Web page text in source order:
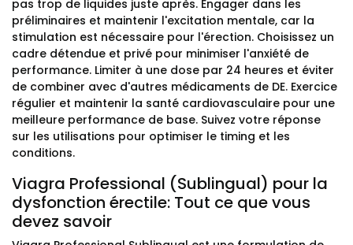
pas trop de liquides juste après. Engager dans les
préliminaires et maintenir l'excitation mentale, car la
stimulation est nécessaire pour l'érection. Choisissez un
cadre détendue et privé pour minimiser l'anxiété de
performance. Limiter à une dose par 24 heures et éviter
de combiner avec d'autres médicaments de DE. Exercice
régulier et maintenir la santé cardiovasculaire pour une
meilleure performance de base. Suivez votre réponse
sur les utilisations pour optimiser le timing et les
conditions.
Viagra Professional (Sublingual) pour la
dysfonction érectile: Tout ce que vous
devez savoir